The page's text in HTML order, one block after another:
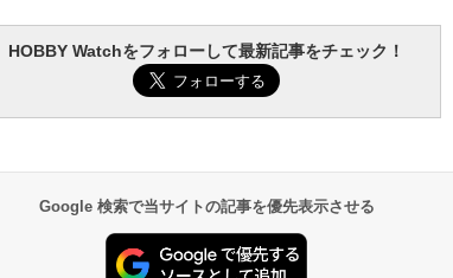
HOBBY Watchをフォローして最新記事をチェック！
Google 検索で当サイトの記事を優先表示させる